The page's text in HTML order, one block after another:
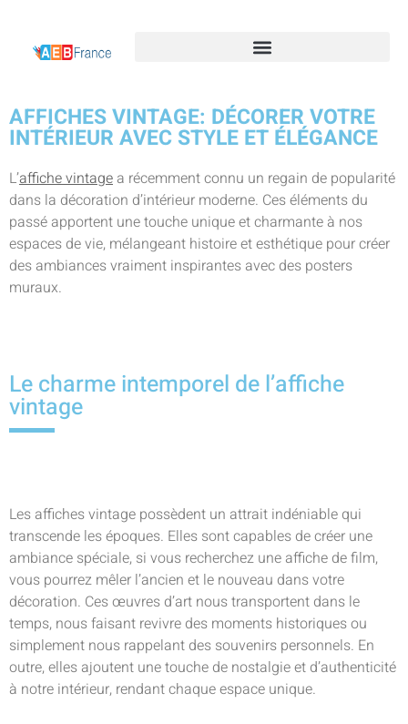
AFFICHES VINTAGE: DÉCORER VOTRE
INTÉRIEUR AVEC STYLE ET ÉLÉGANCE
L’affiche vintage a récemment connu un regain de popularité
dans la décoration d’intérieur moderne. Ces éléments du
passé apportent une touche unique et charmante à nos
espaces de vie, mélangeant histoire et esthétique pour créer
des ambiances vraiment inspirantes avec des posters
muraux.
Le charme intemporel de l’affiche
vintage
Les affiches vintage possèdent un attrait indéniable qui
transcende les époques. Elles sont capables de créer une
ambiance spéciale, si vous recherchez une affiche de film,
vous pourrez mêler l’ancien et le nouveau dans votre
décoration. Ces œuvres d’art nous transportent dans le
temps, nous faisant revivre des moments historiques ou
simplement nous rappelant des souvenirs personnels. En
outre, elles ajoutent une touche de nostalgie et d’authenticité
à notre intérieur, rendant chaque espace unique.